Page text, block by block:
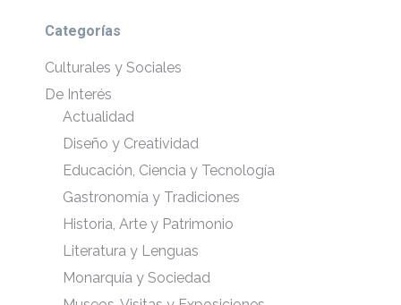
Categorías
Culturales y Sociales
De Interés
Actualidad
Diseño y Creatividad
Educación, Ciencia y Tecnología
Gastronomía y Tradiciones
Historia, Arte y Patrimonio
Literatura y Lenguas
Monarquía y Sociedad